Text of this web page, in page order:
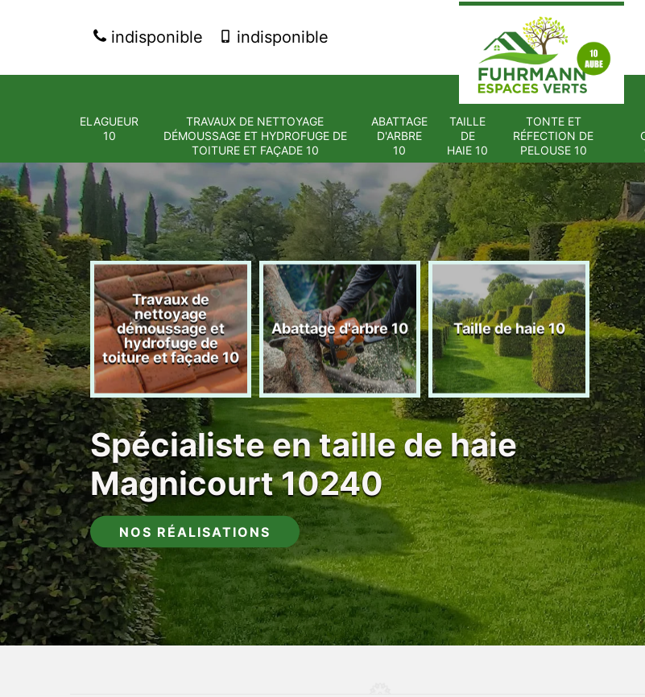
indisponible indisponible
ELAGUEUR
10
TRAVAUX DE NETTOYAGE
DÉMOUSSAGE ET HYDROFUGE DE
TOITURE ET FAÇADE 10
ABATTAGE
D'ARBRE
10
TAILLE
DE
HAIE 10
TONTE ET
RÉFECTION DE
PELOUSE 10
10
Travaux de
nettoyage
démoussage et
hydrofuge de
toiture et façade 10
Abattage d'arbre 10 Taille de haie 10
Spécialiste en taille de haie
Magnicourt 10240
NOS RÉALISATIONS